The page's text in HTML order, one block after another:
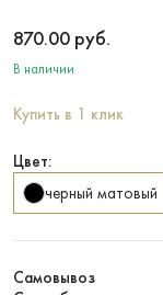
870.00 руб.
В наличии
Купить в 1 клик
Цвет:
черный матовый
Самовывоз